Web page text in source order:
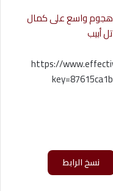
التعليقات يا شيخ&#8221;.. هجوم واسع على كمال
أبيب
https://
نسخ الرابط